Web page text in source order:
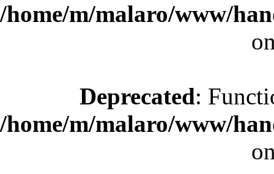
/home/m/malaro/www/
Deprecated:
/home/m/malaro/www/